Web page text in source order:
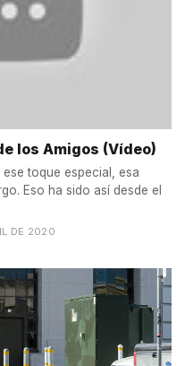
los Amigos (Vídeo)
toque especial, esa
Eso ha sido así desde el
DE 2020